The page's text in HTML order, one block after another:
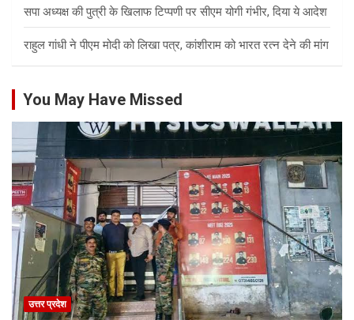
सपा अध्यक्ष की पुत्री के खिलाफ टिप्पणी पर सीएम योगी गंभीर, दिया ये आदेश
राहुल गांधी ने पीएम मोदी को लिखा पत्र, कांशीराम को भारत रत्न देने की मांग
You May Have Missed
उत्तर प्रदेश